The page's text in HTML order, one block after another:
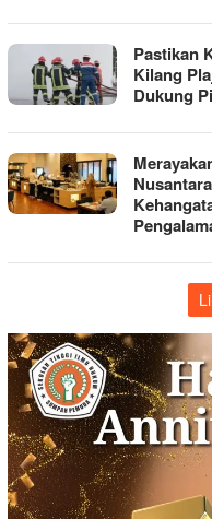
Pastikan
Kilang
Dukung